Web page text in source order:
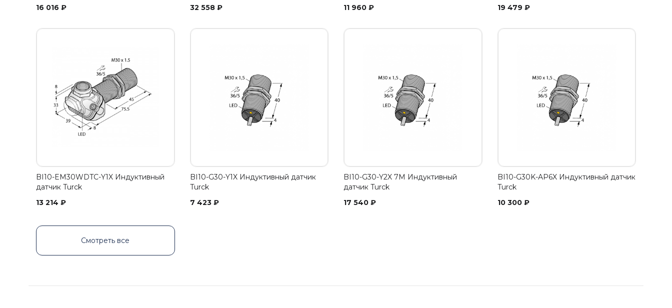
16 016 ₽
32 558 ₽
11 960 ₽
19 479 ₽
BI10-EM30WDTC-Y1X Индуктивный
датчик Turck
13 214 ₽
BI10-G30-Y1X Индуктивный датчик
Turck
7 423 ₽
BI10-G30-Y2X 7M Индуктивный
датчик Turck
17 540 ₽
BI10-G30K-AP6X Индуктивный датчик
Turck
10 300 ₽
Смотреть все